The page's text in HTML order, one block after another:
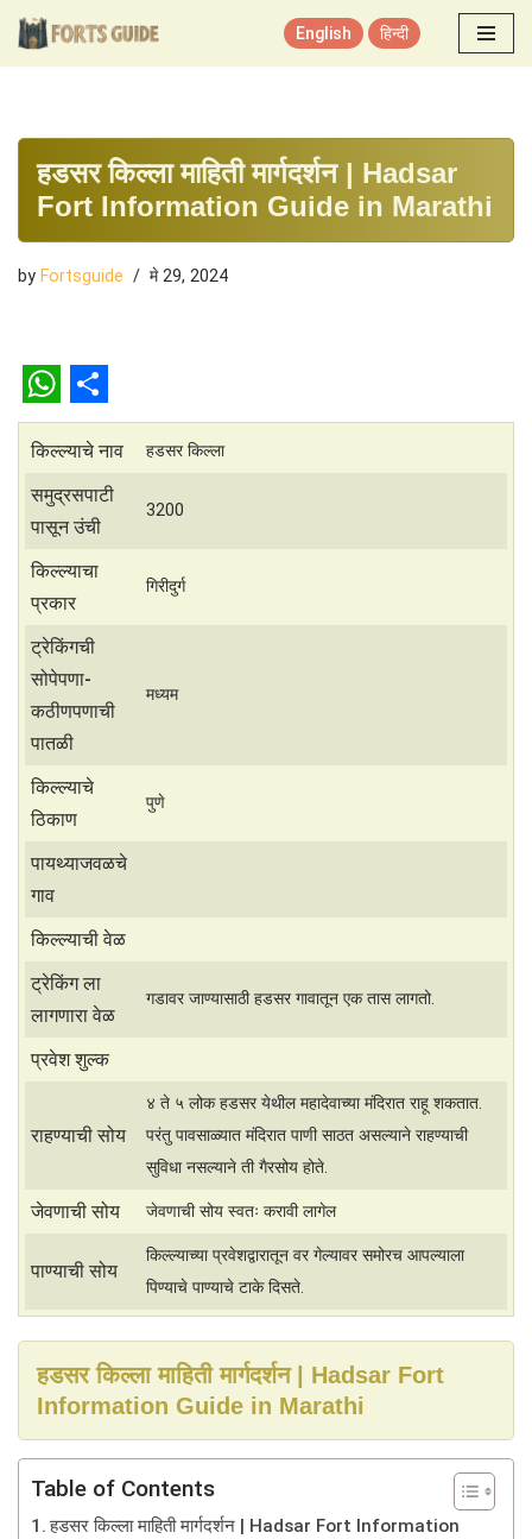
Skip
English हिन्दी
हडसर किल्ला माहिती मार्गदर्शन | Hadsar
Fort Information Guide in Marathi
by Fortsguide मे 29, 2024
W
h
a
t
s
A
p
p
S
h
a
r
e
किल्ल्याचे नाव हडसर किल्ला
समुद्रसपाटी
पासून उंची
3200
किल्ल्याचा
प्रकार
गिरीदुर्ग
ट्रेकिंगची
सोपेपणा-
कठीणपणाची
पातळी
मध्यम
किल्ल्याचे
ठिकाण
पुणे
पायथ्याजवळचे
गाव
किल्ल्याची वेळ
ट्रेकिंग ला
लागणारा वेळ
गडावर जाण्यासाठी हडसर गावातून एक तास लागतो.
प्रवेश शुल्क
राहण्याची सोय
४ ते ५ लोक हडसर येथील महादेवाच्या मंदिरात राहू शकतात.
परंतु पावसाळ्यात मंदिरात पाणी साठत असल्याने राहण्याची
सुविधा नसल्याने ती गैरसोय होते.
जेवणाची सोय जेवणाची सोय स्वतः करावी लागेल
पाण्याची सोय
किल्ल्याच्या प्रवेशद्वारातून वर गेल्यावर समोरच आपल्याला
पिण्याचे पाण्याचे टाके दिसते.
हडसर किल्ला माहिती मार्गदर्शन | Hadsar Fort
Information Guide in Marathi
Table of Contents
हडसर किल्ला माहिती मार्गदर्शन | Hadsar Fort Information